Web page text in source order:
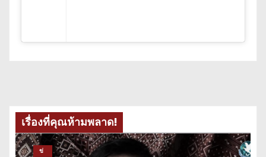
เรื่องที่คุณห้ามพลาด!
ข่